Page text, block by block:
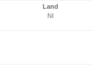
Land
NI